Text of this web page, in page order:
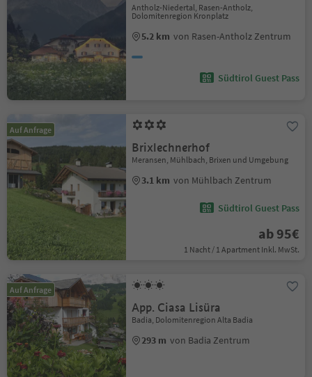
Antholz-Niedertal, Rasen-Antholz,
Dolomitenregion Kronplatz
5.2 km von Rasen-Antholz Zentrum
Südtirol Guest Pass
Auf Anfrage
Brixlechnerhof
Meransen, Mühlbach, Brixen und Umgebung
3.1 km von Mühlbach Zentrum
Südtirol Guest Pass
ab 95€
1 Nacht / 1 Apartment Inkl. MwSt.
Auf Anfrage
App. Ciasa Lisüra
Badia, Dolomitenregion Alta Badia
293 m von Badia Zentrum